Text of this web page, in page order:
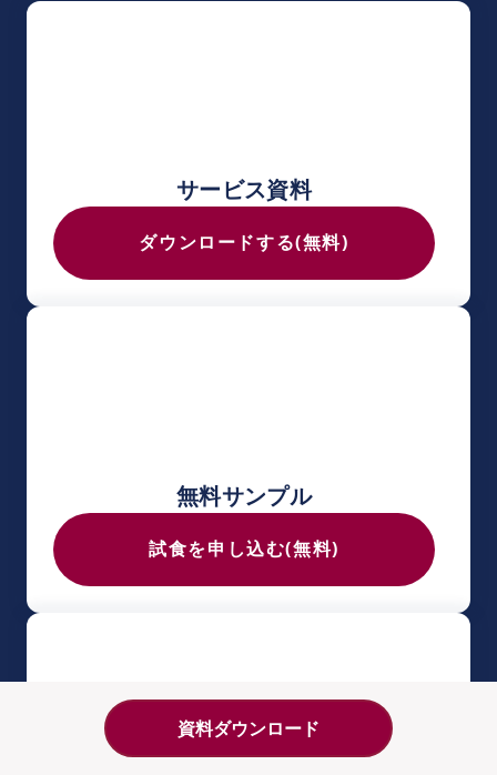
サービス資料
ダウンロードする(無料)
無料サンプル
試食を申し込む(無料)
資料ダウンロード